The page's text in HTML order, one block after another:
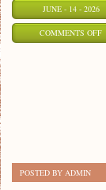
JUNE - 14 - 2026
COMMENTS OFF
POSTED BY ADMIN